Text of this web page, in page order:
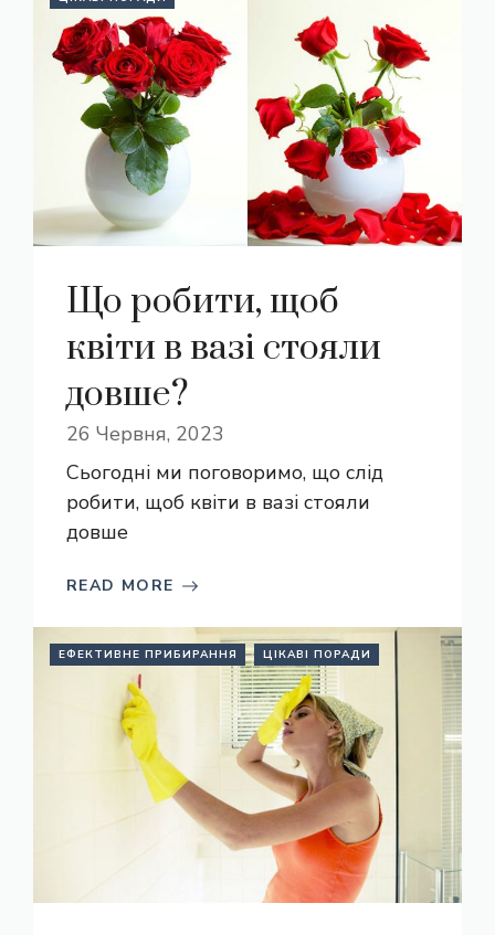
Що робити, щоб
квіти в вазі стояли
довше?
26 Червня, 2023
Сьогодні ми поговоримо, що слід
робити, щоб квіти в вазі стояли
довше
READ MORE
ЕФЕКТИВНЕ ПРИБИРАННЯ ЦІКАВІ ПОРАДИ